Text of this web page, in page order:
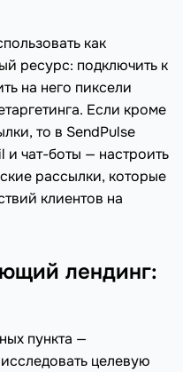
как
ресурс: подключить к
на него пиксели
Если кроме
то в SendPulse
и чат-боты — настроить
рассылки, которые
клиентов на
лендинг:
пункта —
целевую